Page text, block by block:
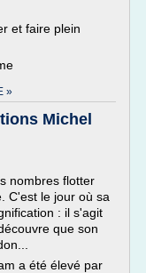
et faire plein
»
Michel
nombres flotter
C'est le jour où sa
: il s'agit
que son
a été élevé par